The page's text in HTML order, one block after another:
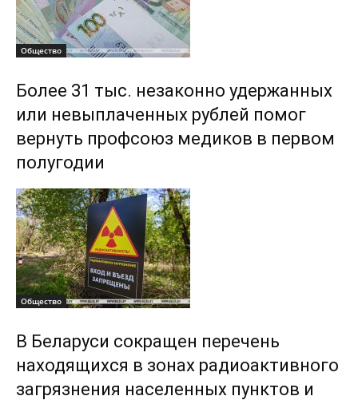
Общество
Более 31 тыс. незаконно удержанных
или невыплаченных рублей помог
вернуть профсоюз медиков в первом
полугодии
Общество
В Беларуси сокращен перечень
находящихся в зонах радиоактивного
загрязнения населенных пунктов и